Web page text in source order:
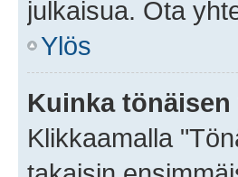
julkaisua. Ota
Ylös
Kuinka
Klikkaamalla